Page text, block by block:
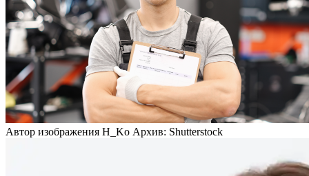
Автор изображения H_Ko Архив: Shutterstock